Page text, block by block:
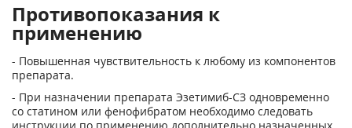
Противопоказания к
применению
- Повышенная чувствительность к любому из компонентов
препарата.
- При назначении препарата Эзетимиб-СЗ одновременно
со статином или фенофибратом необходимо следовать